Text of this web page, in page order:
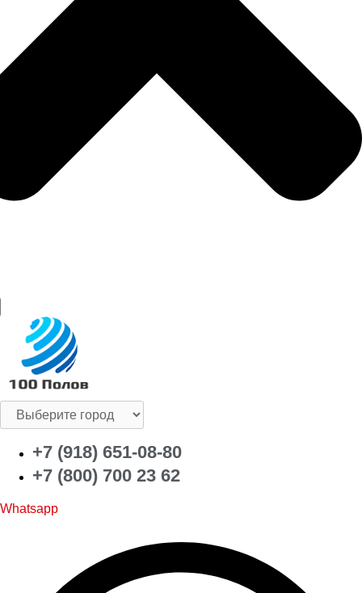
+7 (918) 651-08-80
+7 (800) 700 23 62
Whatsapp